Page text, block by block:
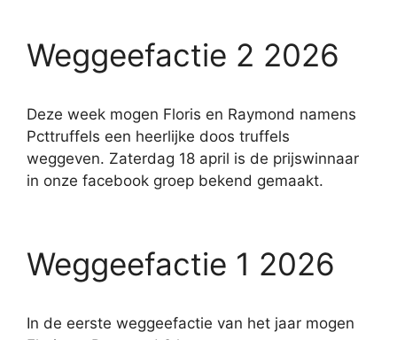
Weggeefactie 2 2026
Deze week mogen Floris en Raymond namens
Pcttruffels een heerlijke doos truffels
weggeven. Zaterdag 18 april is de prijswinnaar
in onze facebook groep bekend gemaakt.
Weggeefactie 1 2026
In de eerste weggeefactie van het jaar mogen